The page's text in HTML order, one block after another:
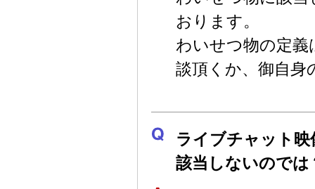
おります。
わいせつ物の定
談頂くか、御自身
ライブチャット
該当しないのでは